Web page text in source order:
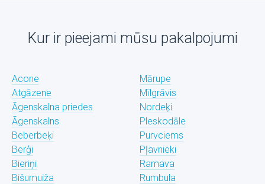
Kur ir pieejami mūsu pakalpojumi
Acone
Atgāzene
Āgenskalna priedes
Āgenskalns
Beberbeķi
Berģi
Bieriņi
Bišumuiža
Mārupe
Mīlgrāvis
Nordeķi
Pleskodāle
Purvciems
Pļavnieki
Ramava
Rumbula